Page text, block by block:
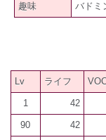
趣味 バドミ
Lv ライフ
1 42
90 42